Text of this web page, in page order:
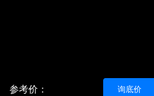
参考价： 询底价